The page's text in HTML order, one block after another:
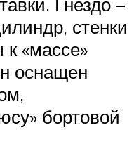
стенки
к «массе»
оснащен
бортовой